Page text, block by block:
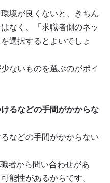
境が良くないと、きちん
なく、「求職者側のネッ
選択するとよいでしょ
ないものを選ぶのがポイ
るなどの手間がかからな
などの手間がかからない
者から問い合わせがあ
能性があるからです。